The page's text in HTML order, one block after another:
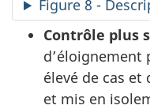
Figure 8 -
Contrôle plus
d’éloignement
élevé de cas
et mis en